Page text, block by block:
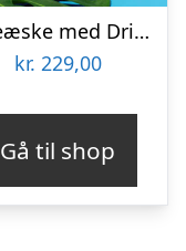
Gaveæske med Drinkmixere: Skinny Cocktails – Thoughtfully
kr. 229,00
Gå til shop